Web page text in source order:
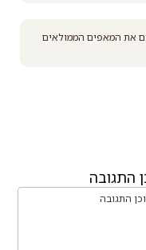
את המאפים הממולאים
התגובה